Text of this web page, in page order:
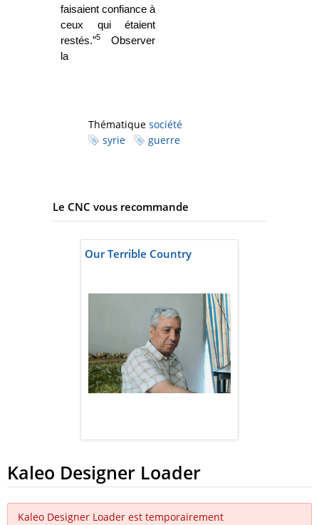
faisaient confiance à
ceux qui étaient
restés.”5
Observer
la
Thématique société
syrie
guerre
Le CNC vous recommande
Our Terrible Country
Kaleo Designer Loader
Kaleo Designer Loader est temporairement